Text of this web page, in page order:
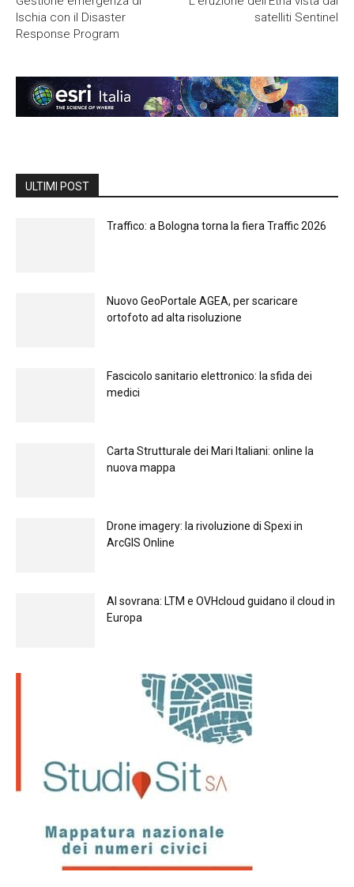
Ischia con il Disaster
Response Program
satelliti Sentinel
ULTIMI POST
Traffico: a Bologna torna la fiera Traffic 2026
Nuovo GeoPortale AGEA, per scaricare
ortofoto ad alta risoluzione
Fascicolo sanitario elettronico: la sfida dei
medici
Carta Strutturale dei Mari Italiani: online la
nuova mappa
Drone imagery: la rivoluzione di Spexi in
ArcGIS Online
Al sovrana: LTM е OVHcloud guidano il cloud in
Europа